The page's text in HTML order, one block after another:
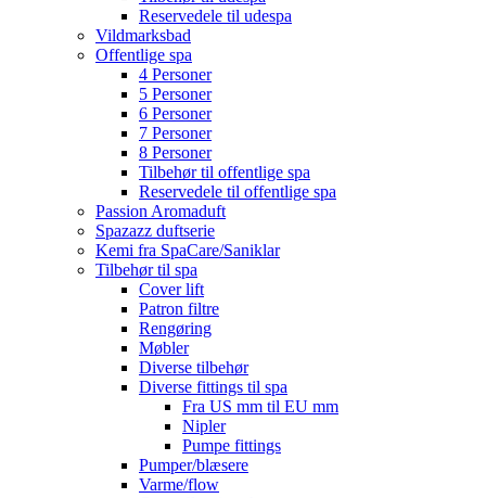
Reservedele til udespa
Vildmarksbad
Offentlige spa
4 Personer
5 Personer
6 Personer
7 Personer
8 Personer
Tilbehør til offentlige spa
Reservedele til offentlige spa
Passion Aromaduft
Spazazz duftserie
Kemi fra SpaCare/Saniklar
Tilbehør til spa
Cover lift
Patron filtre
Rengøring
Møbler
Diverse tilbehør
Diverse fittings til spa
Fra US mm til EU mm
Nipler
Pumpe fittings
Pumper/blæsere
Varme/flow